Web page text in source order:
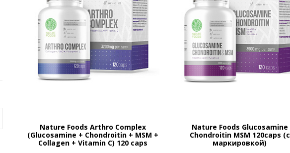
Nature Foods Arthro Complex
(Glucosamine + Chondroitin + MSM +
Collagen + Vitamin C) 120 caps
Nature Foods Glucosamine
Chondroitin MSM 120caps (с
маркировкой)